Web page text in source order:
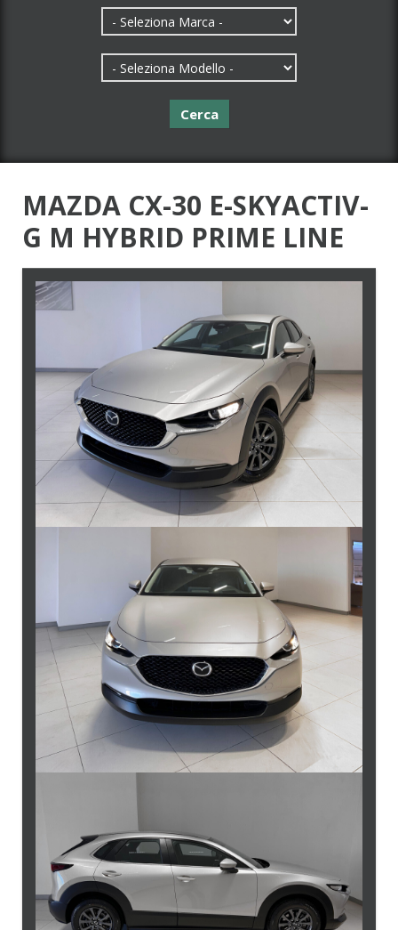
Cerca
MAZDA CX-30 E-SKYACTIV-
G M HYBRID PRIME LINE